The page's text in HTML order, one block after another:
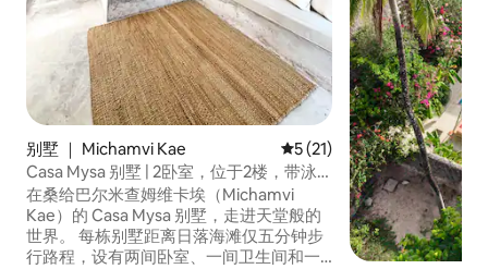
别墅 ｜ Michamvi Kae 平均评分 5 分（满分 5 分）
5 (21)
Casa Mysa 别墅 | 2卧室，位于2楼，带泳
池
在桑给巴尔米查姆维卡埃（Michamvi
Kae）的 Casa Mysa 别墅，走进天堂般的
世界。 每栋别墅距离日落海滩仅五分钟步
行路程，设有两间卧室、一间卫生间和一